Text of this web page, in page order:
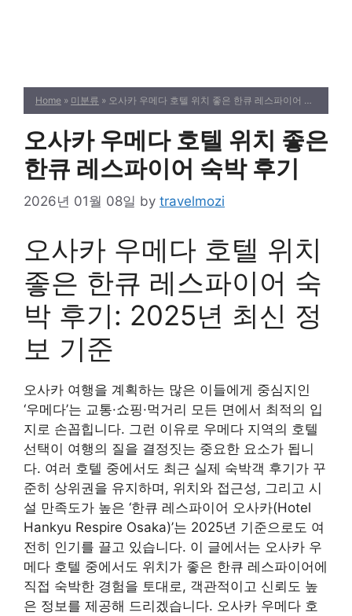
Home » 미분류 » 오사카 우메다 호텔 위치 좋은 한큐 레스파이어 숙박 후기
오사카 우메다 호텔 위치 좋은
한큐 레스파이어 숙박 후기
2026년 01월 08일 by travelmozi
오사카 우메다 호텔 위치
좋은 한큐 레스파이어 숙
박 후기: 2025년 최신 정
보 기준
오사카 여행을 계획하는 많은 이들에게 중심지인
‘우메다’는 교통·쇼핑·먹거리 모든 면에서 최적의 입
지로 손꼽힙니다. 그런 이유로 우메다 지역의 호텔
선택이 여행의 질을 결정짓는 중요한 요소가 됩니
다. 여러 호텔 중에서도 최근 실제 숙박객 후기가 꾸
준히 상위권을 유지하며, 위치와 접근성, 그리고 시
설 만족도가 높은 ‘한큐 레스파이어 오사카(Hotel
Hankyu Respire Osaka)’는 2025년 기준으로도 여
전히 인기를 끌고 있습니다. 이 글에서는 오사카 우
메다 호텔 중에서도 위치가 좋은 한큐 레스파이어에
직접 숙박한 경험을 토대로, 객관적이고 신뢰도 높
은 정보를 제공해 드리겠습니다. 오사카 우메다 호